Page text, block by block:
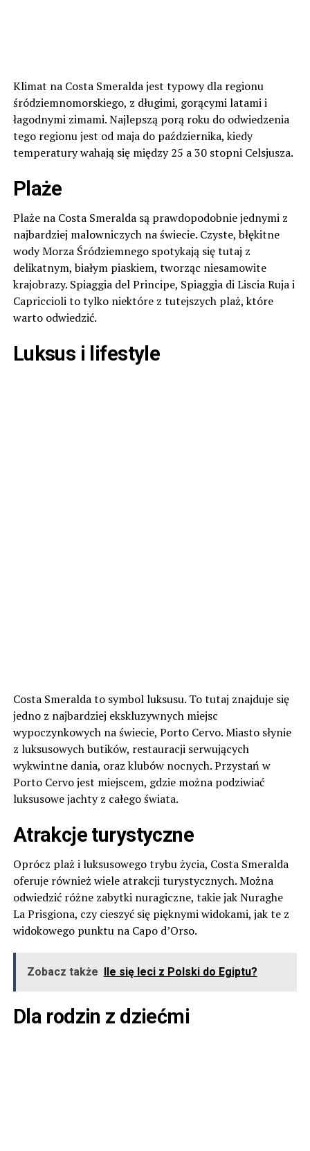
Klimat na Costa Smeralda jest typowy dla regionu
śródziemnomorskiego, z długimi, gorącymi latami i
łagodnymi zimami. Najlepszą porą roku do odwiedzenia
tego regionu jest od maja do października, kiedy
temperatury wahają się między 25 a 30 stopni Celsjusza.
Plaże
Plaże na Costa Smeralda są prawdopodobnie jednymi z
najbardziej malowniczych na świecie. Czyste, błękitne
wody Morza Śródziemnego spotykają się tutaj z
delikatnym, białym piaskiem, tworząc niesamowite
krajobrazy. Spiaggia del Principe, Spiaggia di Liscia Ruja i
Capriccioli to tylko niektóre z tutejszych plaż, które
warto odwiedzić.
Luksus i lifestyle
Costa Smeralda to symbol luksusu. To tutaj znajduje się
jedno z najbardziej ekskluzywnych miejsc
wypoczynkowych na świecie, Porto Cervo. Miasto słynie
z luksusowych butików, restauracji serwujących
wykwintne dania, oraz klubów nocnych. Przystań w
Porto Cervo jest miejscem, gdzie można podziwiać
luksusowe jachty z całego świata.
Atrakcje turystyczne
Oprócz plaż i luksusowego trybu życia, Costa Smeralda
oferuje również wiele atrakcji turystycznych. Można
odwiedzić różne zabytki nuragiczne, takie jak Nuraghe
La Prisgiona, czy cieszyć się pięknymi widokami, jak te z
widokowego punktu na Capo d’Orso.
Zobacz także Ile się leci z Polski do Egiptu?
Dla rodzin z dziećmi